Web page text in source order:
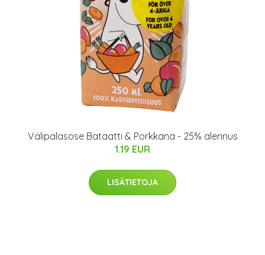
Välipalasose Bataatti & Porkkana - 25% alennus
1.19 EUR
LISÄTIETOJA